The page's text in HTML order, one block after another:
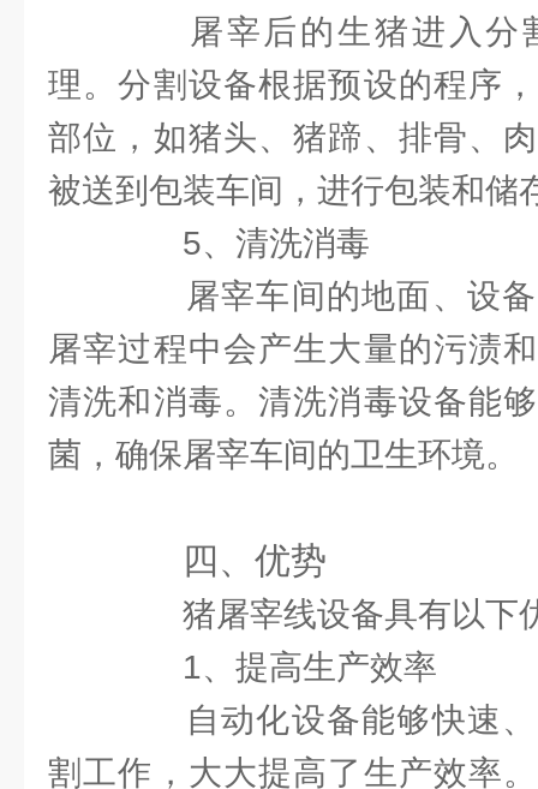
屠宰后的生猪进入分
理。分割设备根据预设的程序
部位，如猪头、猪蹄、排骨、
被送到包装车间，进行包装和储
5、清洗消毒
屠宰车间的地面、设备
屠宰过程中会产生大量的污渍
清洗和消毒。清洗消毒设备能
菌，确保屠宰车间的卫生环境。
四、优势
猪屠宰线设备具有以下
1、提高生产效率
自动化设备能够快速、
割工作，大大提高了生产效率